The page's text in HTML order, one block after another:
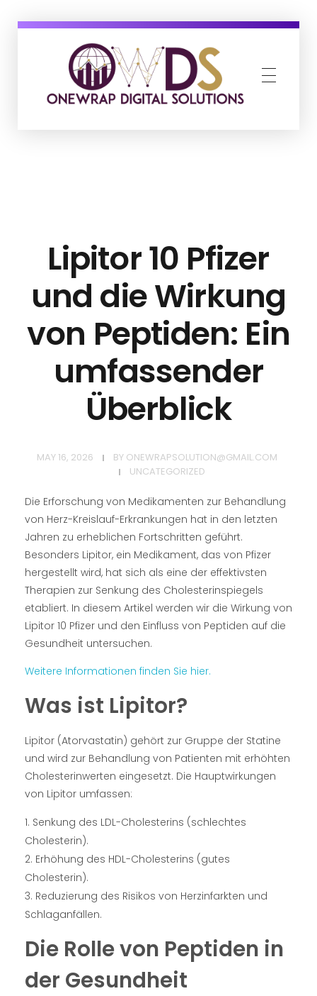
Lipitor 10 Pfizer
und die Wirkung
von Peptiden: Ein
umfassender
Überblick
MAY 16, 2026 BY ONEWRAPSOLUTION@GMAIL.COM
UNCATEGORIZED
Die Erforschung von Medikamenten zur Behandlung
von Herz-Kreislauf-Erkrankungen hat in den letzten
Jahren zu erheblichen Fortschritten geführt.
Besonders Lipitor, ein Medikament, das von Pfizer
hergestellt wird, hat sich als eine der effektivsten
Therapien zur Senkung des Cholesterinspiegels
etabliert. In diesem Artikel werden wir die Wirkung von
Lipitor 10 Pfizer und den Einfluss von Peptiden auf die
Gesundheit untersuchen.
Weitere Informationen finden Sie hier.
Was ist Lipitor?
Lipitor (Atorvastatin) gehört zur Gruppe der Statine
und wird zur Behandlung von Patienten mit erhöhten
Cholesterinwerten eingesetzt. Die Hauptwirkungen
von Lipitor umfassen:
Senkung des LDL-Cholesterins (schlechtes
Cholesterin).
Erhöhung des HDL-Cholesterins (gutes
Cholesterin).
Reduzierung des Risikos von Herzinfarkten und
Schlaganfällen.
Die Rolle von Peptiden in
der Gesundheit